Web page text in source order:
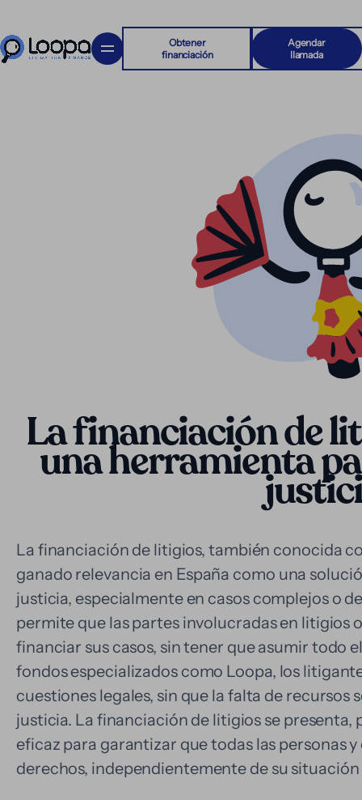
Obtener
financiación
Agendar
llamada
La financiación de
una herramienta
La financiación de litigios, también conocida
ganado relevancia en España como una
justicia, especialmente en casos complejos o
permite que las partes involucradas en litigios
financiar sus casos, sin tener que asumir todo
fondos especializados como Loopa, los
cuestiones legales, sin que la falta de recursos
justicia. La financiación de litigios se
eficaz para garantizar que todas las personas
derechos, independientemente de su